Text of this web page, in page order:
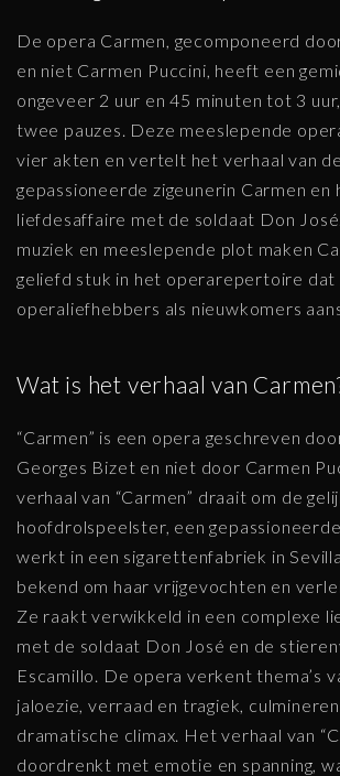
De opera Carmen, gecomponeerd
en niet Carmen Puccini, heeft een
ongeveer 2 uur en 45 minuten tot 3
twee pauzes. Deze meeslepende
vier akten en vertelt het verhaal van de
gepassioneerde zigeunerin Carmen en
liefdesaffaire met de soldaat Don
muziek en meeslepende plot maken
geliefd stuk in het operarepertoire dat
operaliefhebbers als nieuwkomers
Wat is het verhaal van
“Carmen” is een opera geschreven
Georges Bizet en niet door Carmen
verhaal van “Carmen” draait om de
hoofdrolspeelster, een
werkt in een sigarettenfabriek in
bekend om haar vrijgevochten en
Ze raakt verwikkeld in een complexe
met de soldaat Don José en de
Escamillo. De opera verkent thema’s
jaloezie, verraad en tragiek,
dramatische climax. Het verhaal van
doordrenkt met emotie en spanning,